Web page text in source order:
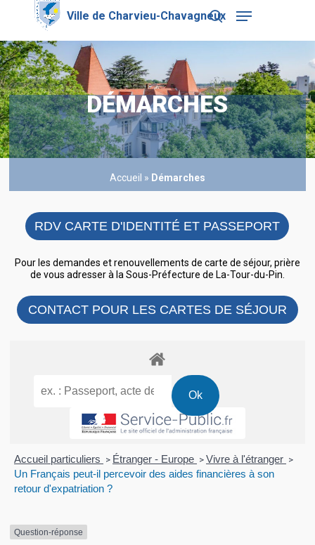
content
search
Menu
DÉMARCHES
Accueil » Démarches
RDV CARTE D'IDENTITÉ ET PASSEPORT
Pour les demandes et renouvellements de carte de séjour, prière
de vous adresser à la Sous-Préfecture de La-Tour-du-Pin.
CONTACT POUR LES CARTES DE SÉJOUR
Accueil particuliers > Étranger - Europe > Vivre à l'étranger >
Un Français peut-il percevoir des aides financières à son
retour d'expatriation ?
Question-réponse
Close